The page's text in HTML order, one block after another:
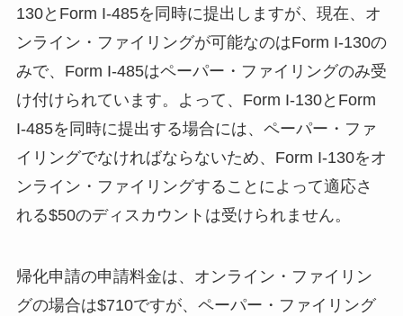
130とForm I-485を同時に提出しますが、現在、オ
ンライン・ファイリングが可能なのはForm I-130の
みで、Form I-485はペーパー・ファイリングのみ受
け付けられています。よって、Form I-130とForm
I-485を同時に提出する場合には、ペーパー・ファ
イリングでなければならないため、Form I-130をオ
ンライン・ファイリングすることによって適応さ
れる$50のディスカウントは受けられません。
帰化申請の申請料金は、オンライン・ファイリン
グの場合は$710ですが、ペーパー・ファイリング